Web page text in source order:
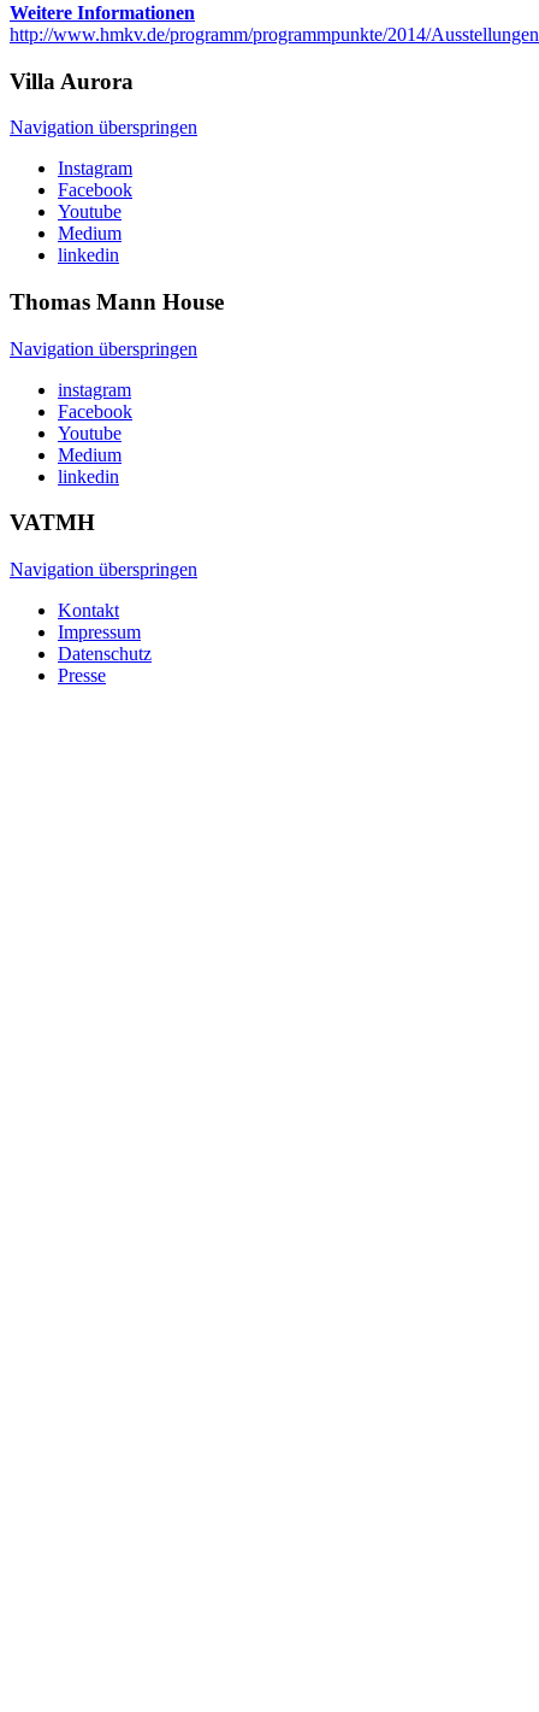
Weitere Informationen
http://www.hmkv.de/programm/programmpunkte/2014/
Villa Aurora
Navigation überspringen
Instagram
Facebook
Youtube
Medium
linkedin
Thomas Mann House
Navigation überspringen
instagram
Facebook
Youtube
Medium
linkedin
VATMH
Navigation überspringen
Kontakt
Impressum
Datenschutz
Presse